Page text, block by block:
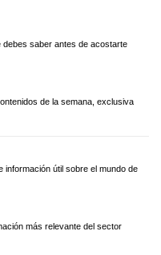
saber antes de acostarte
de la semana, exclusiva
información útil sobre el mundo de
más relevante del sector